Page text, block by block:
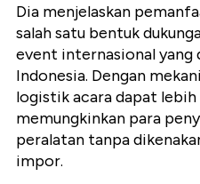
Dia menjelaskan
salah satu bentuk
event internasional yang
Indonesia. Dengan
logistik acara dapat
memungkinkan para
peralatan tanpa
impor.